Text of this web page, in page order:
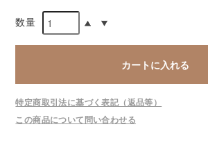
数量
カートに入れる
特定商取引法に基づく表記（返品等）
この商品について問い合わせる